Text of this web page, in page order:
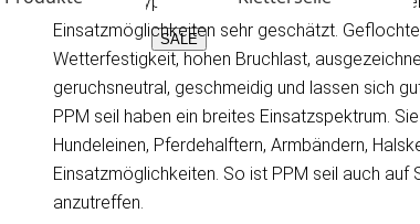
SALE
Einsatzmöglichkeiten sehr geschätzt.
Wetterfestigkeit, hohen Bruchlast,
geruchsneutral, geschmeidig und lassen sich
PPM seil haben ein breites Einsatzspektrum.
Hundeleinen, Pferdehalftern, Armbändern,
Einsatzmöglichkeiten. So ist PPM seil auch
anzutreffen.